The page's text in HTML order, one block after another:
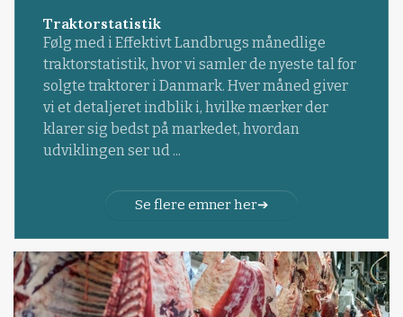
Traktorstatistik
Følg med i Effektivt Landbrugs månedlige
traktorstatistik, hvor vi samler de nyeste tal for
solgte traktorer i Danmark. Hver måned giver
vi et detaljeret indblik i, hvilke mærker der
klarer sig bedst på markedet, hvordan
udviklingen ser ud ...
Se flere emner her